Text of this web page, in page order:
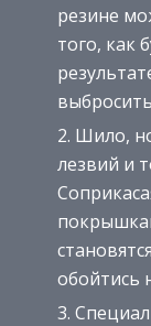
резине
того, как
Шило,
лезвий и
обойтись